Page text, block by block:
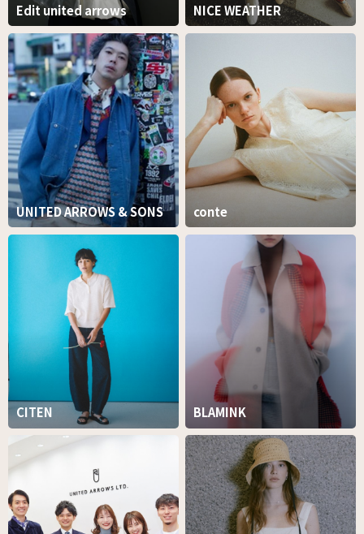
Edit united arrows NICE WEATHER
UNITED ARROWS & SONS conte
CITEN BLAMINK